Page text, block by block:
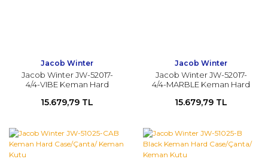
Jacob Winter
Jacob Winter JW-52017-
4/4-VIBE Keman Hard
15.679,79 TL
Jacob Winter
Jacob Winter JW-52017-
4/4-MARBLE Keman Hard
15.679,79 TL